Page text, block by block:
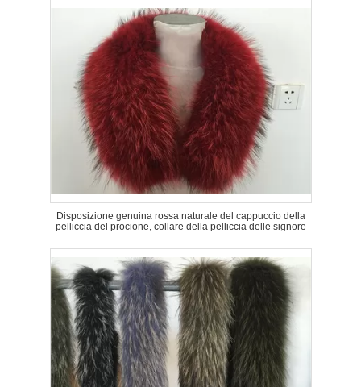
Disposizione genuina rossa naturale del cappuccio della
pelliccia del procione, collare della pelliccia delle signore